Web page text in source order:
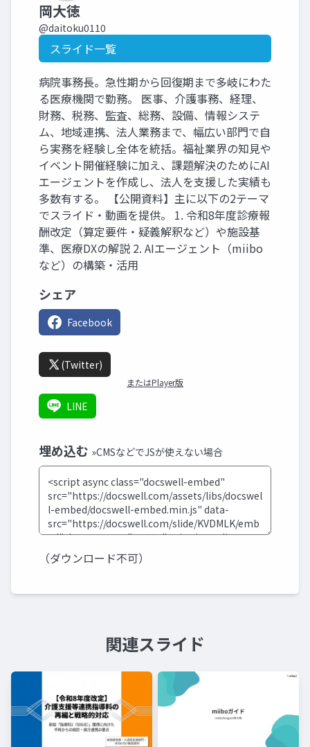
岡大徳
@daitoku0110
スライド一覧
病院事務長。急性期から回復期まで多岐にわた
る医療機関で勤務。 医事、介護事務、経理、
財務、税務、監査、総務、設備、情報システ
ム、地域連携、法人業務まで、幅広い部門で自
ら実務を経験し全体を統括。福祉業界の知見や
イベント開催経験に加え、課題解決のためにAI
エージェントを作成し、法人を支援した実績も
多数有する。 【公開資料】主に以下の2テーマ
でスライド・動画を提供。 1. 令和8年度診療報
酬改定（算定要件・疑義解釈など）や施設基
準、医療DXの解説 2. AIエージェント（miibo
など）の構築・活用
シェア
Facebook
(Twitter)
またはPlayer版
LINE
埋め込む »CMSなどでJSが使えない場合
（ダウンロード不可）
関連スライド